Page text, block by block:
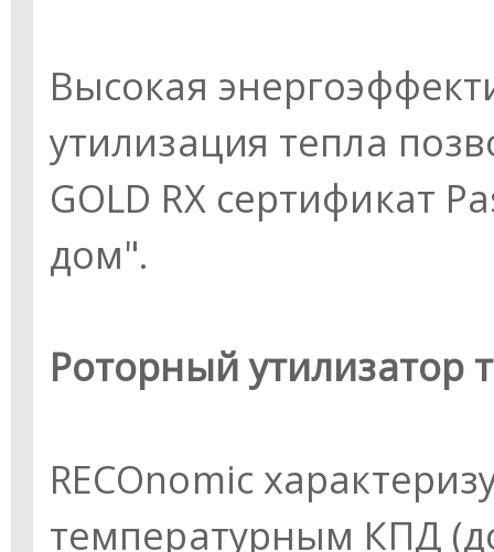
Высокая
утилизация тепла
GOLD RX сертификат
дом".
Роторный утилизатор
RECOnomic
температурным КПД